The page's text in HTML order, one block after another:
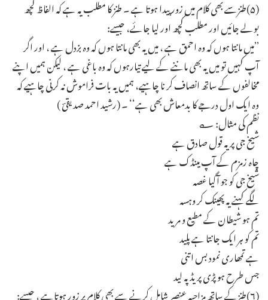
(۵)طنزسے بھی کلام میں زور پیدا ہوتا ہے ۔ طنز کا مطلب یہ ہے کہ الفاظ کچھ
بولے جائیں اور مطلب کچھ اور لیا جائے، جیسے:
’’میں مانتا ہوں کہ وہ احمق ہے ، میں یہ بھی مانتا ہوں کہ وہ بزدل ہے ، اور اگر
آپ کہیں تو میں یہ بھی ماننے کے لیے تیارہوں کہ وہ باغی ہے ، لیکن ہمیں اپنے
مخالفوں کے ساتھ انصاف کر نا چاہیے، ہمیں یہ بات فراموش نہ کرنی چاہیے کہ
وہ ایک اول درجے کا بدمعاش بھی ہے‘‘ ۔ (رشید احمد صدیقیؔ )
نظم کی مثال: ؎
شیخ جی پر یہ قول صادق ہے
چاہ زمزم کے آپ مینڈک ہے
شیخ جی کو جو آگیا غصہ
لگے کہنے یہ پھینک کر وہسہ
تم ہو شیطان کے مطیع و مرید
تم کو ہر ایک جانتا ہے پلید
ہے تمھاری نمود بس اتنی
جس طرح ہو پڑی پریڈ پہ لید
(۶)طنزکے ساتھ مزاحیہ عنصر شامل کرنے سے بھی کلام پر زور ہوتاہے ، جیسے: